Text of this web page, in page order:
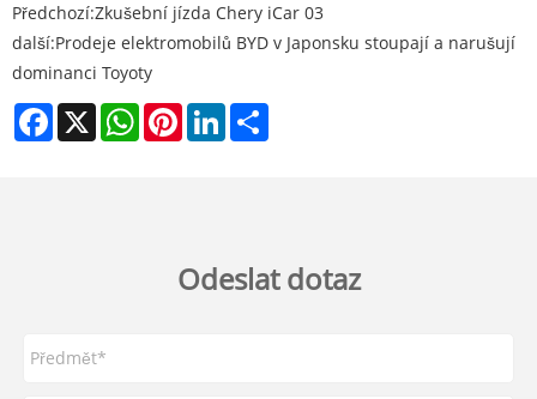
Předchozí:Zkušební jízda Chery iCar 03
další:Prodeje elektromobilů BYD v Japonsku stoupají a narušují
dominanci Toyoty
Facebook
X WhatsAppPinterestLinkedIn
Odeslat dotaz